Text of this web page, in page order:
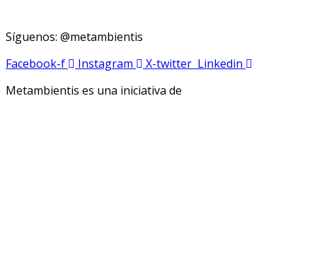
Síguenos: @metambientis
Facebook-f
Instagram X-twitter Linkedin
Metambientis es una iniciativa de